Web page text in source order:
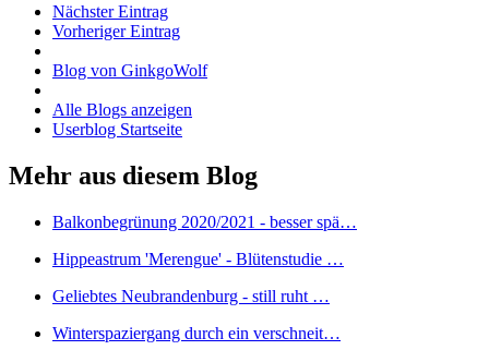
Nächster Eintrag
Vorheriger Eintrag
Blog von GinkgoWolf
Alle Blogs anzeigen
Userblog Startseite
Mehr aus diesem Blog
Balkonbegrünung 2020/2021 - besser spä…
Hippeastrum 'Merengue' - Blütenstudie …
Geliebtes Neubrandenburg - still ruht …
Winterspaziergang durch ein verschneit…